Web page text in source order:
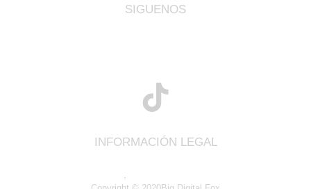
SIGUENOS
INFORMACIÓN LEGAL
,